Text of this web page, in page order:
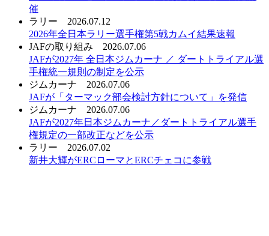
催
ラリー
2026.07.12
2026年全日本ラリー選手権第5戦カムイ結果速報
JAFの取り組み
2026.07.06
JAFが2027年 全日本ジムカーナ ／ ダートトライアル選
手権統一規則の制定を公示
ジムカーナ
2026.07.06
JAFが「ターマック部会検討方針について」を発信
ジムカーナ
2026.07.06
JAFが2027年日本ジムカーナ／ダートトライアル選手
権規定の一部改正などを公示
ラリー
2026.07.02
新井大輝がERCローマとERCチェコに参戦